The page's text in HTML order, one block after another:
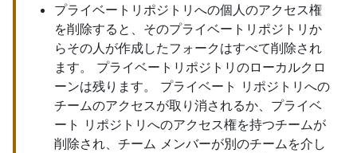
プライベートリポジトリへの個人のアクセス権
を削除すると、そのプライベートリポジトリか
らその人が作成したフォークはすべて削除され
ます。 プライベートリポジトリのローカルクロ
ーンは残ります。 プライベート リポジトリへの
チームのアクセスが取り消されるか、プライベ
ート リポジトリへのアクセス権を持つチームが
削除され、チーム メンバーが別のチームを介し